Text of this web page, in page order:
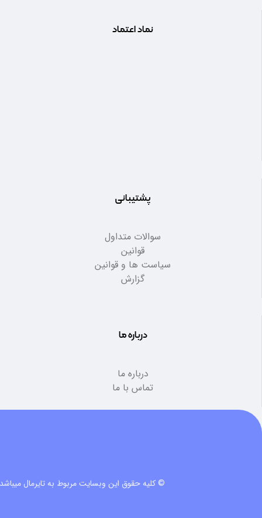
نماد اعتماد
پشتیبانی
سوالات متداول
قوانین
سیاست ها و قوانین
گزارش
درباره ما
درباره ما
تماس با ما
© کلیه حقوق این وبسایت مربوط به تایرمال